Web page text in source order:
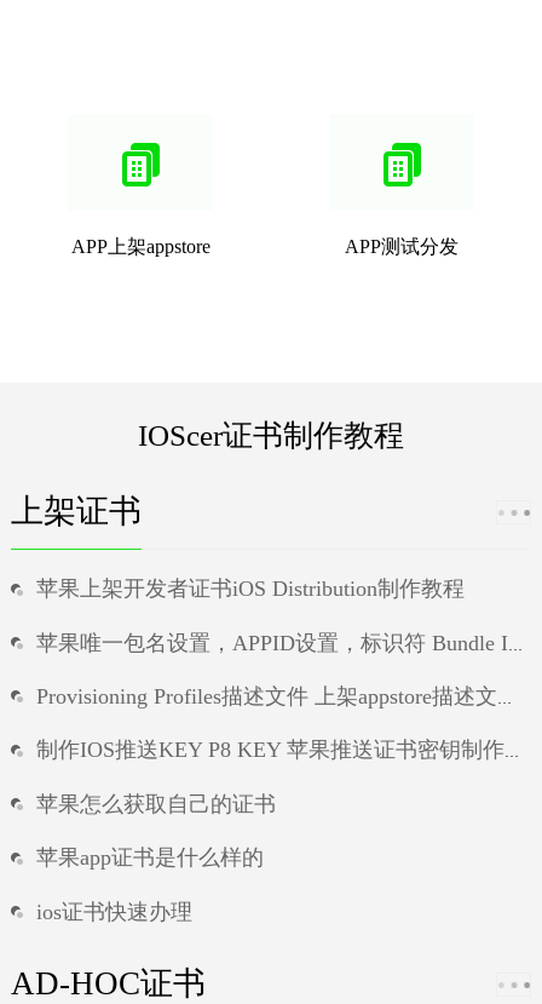
APP上架appstore APP测试分发
IOScer证书制作教程
上架证书
苹果上架开发者证书iOS Distribution制作教程
Provisioning Profiles描述文件 上架appstore描述文件制作教程
制作IOS推送KEY P8 KEY 苹果推送证书密钥制作教程
苹果怎么获取自己的证书
苹果app证书是什么样的
ios证书快速办理
ios无法信任证书
AD-HOC证书